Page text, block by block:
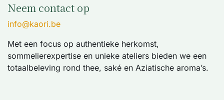
Neem contact op
info@kaori.be
Met een focus op authentieke herkomst,
sommelierexpertise en unieke ateliers bieden we een
totaalbeleving rond thee, saké en Aziatische aroma’s.